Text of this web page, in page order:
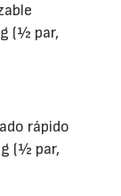
(½ par,
rápido
(½ par,